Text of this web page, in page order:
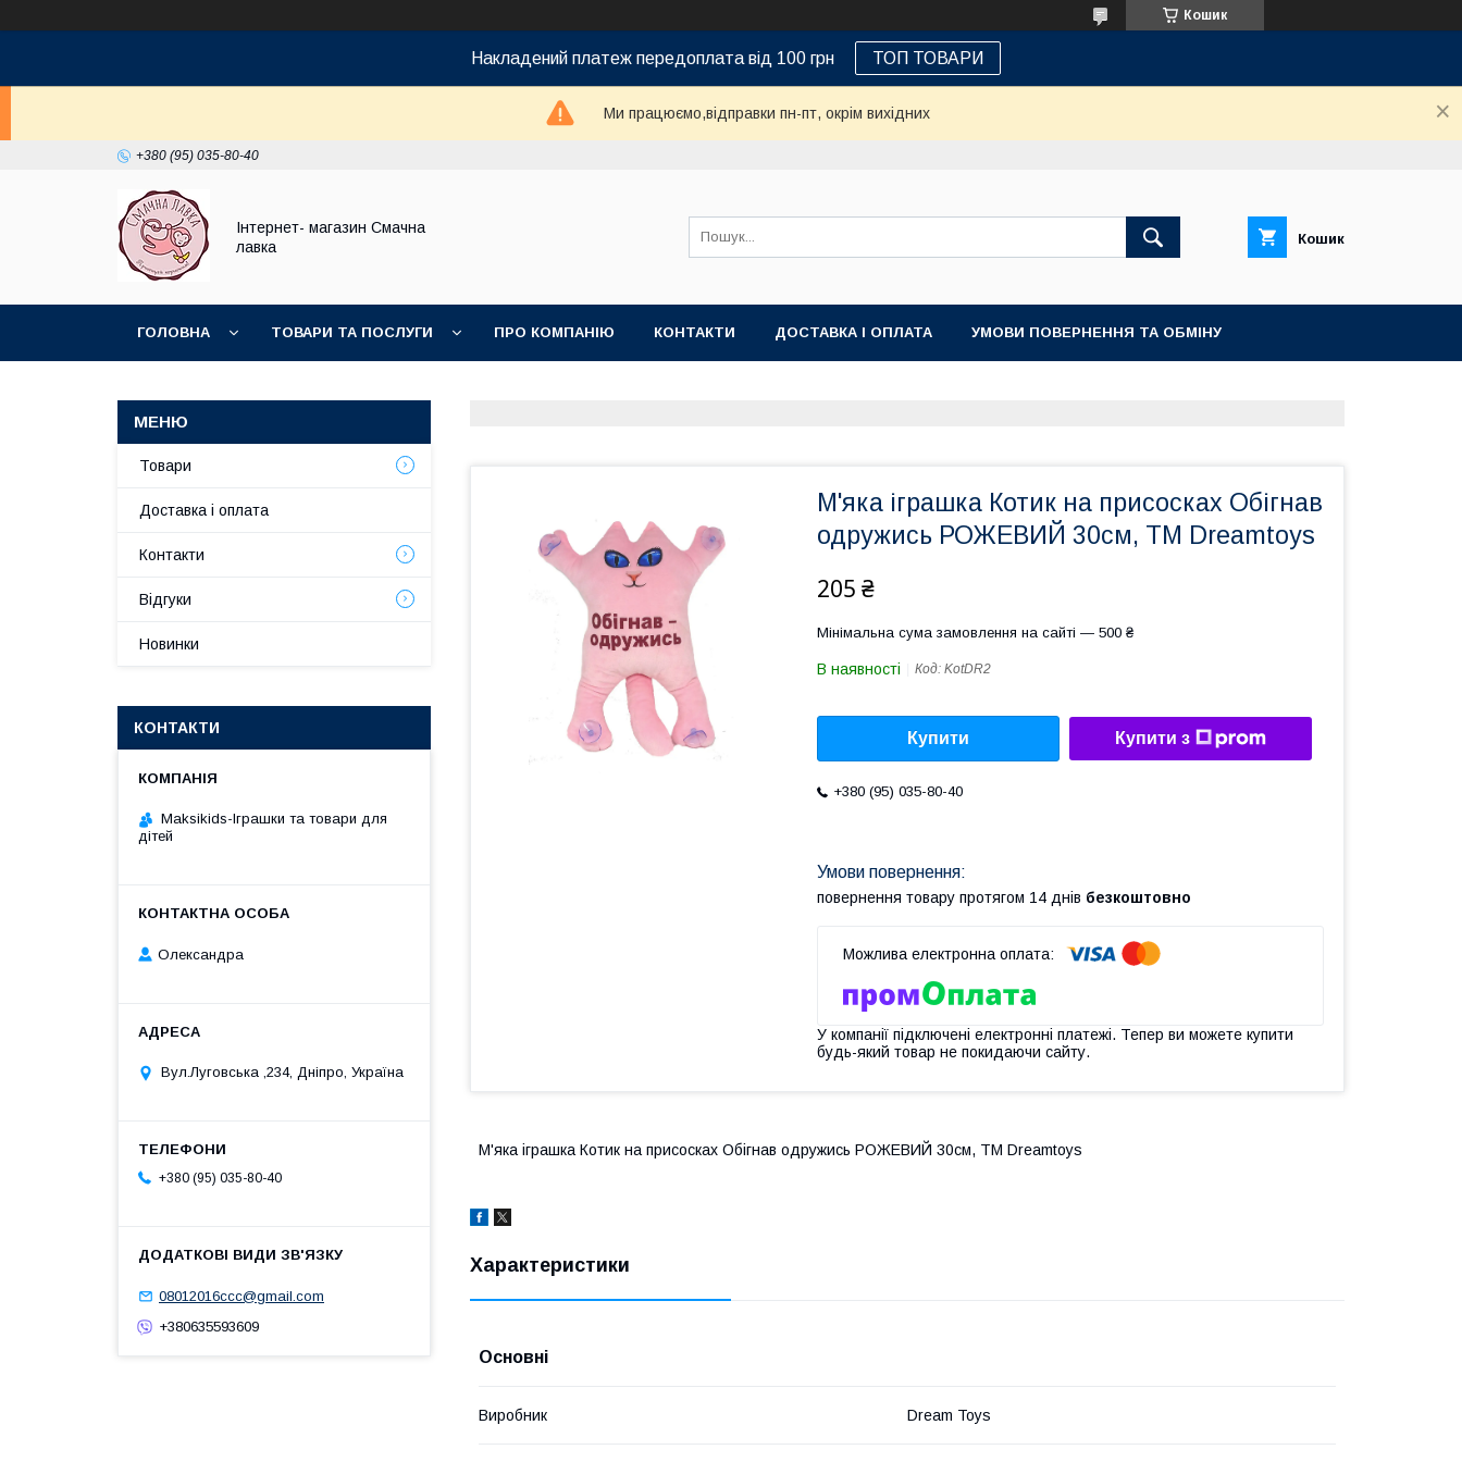
Кошик
Накладений платеж передоплата від 100 грн ТОП ТОВАРИ
Ми працюємо,відправки пн-пт, окрім вихідних
+380 (95) 035-80-40
Інтернет- магазин Смачна
лавка
Кошик
ГОЛОВНА ТОВАРИ ТА ПОСЛУГИ ПРО КОМПАНІЮ КОНТАКТИ ДОСТАВКА І ОПЛАТА УМОВИ ПОВЕРНЕННЯ ТА ОБМІНУ
М'яка іграшка Котик на присосках Обігнав
одружись РОЖЕВИЙ 30см, ТМ Dreamtoys
205 ₴
Мінімальна сума замовлення на сайті — 500 ₴
В наявності Код: KotDR2
Купити Купити з
+380 (95) 035-80-40
повернення товару протягом 14 днів безкоштовно
У компанії підключені електронні платежі. Тепер ви можете купити
будь-який товар не покидаючи сайту.
М'яка іграшка Котик на присосках Обігнав одружись РОЖЕВИЙ 30см, ТМ Dreamtoys
Характеристики
Основні
Виробник Dream Toys
Товари
Доставка і оплата
Контакти
Відгуки
Новинки
КОНТАКТИ
Maksikids-Іграшки та товари для
дітей
Олександра
Вул.Луговська ,234, Дніпро, Україна
+380 (95) 035-80-40
08012016ccc@gmail.com
+380635593609